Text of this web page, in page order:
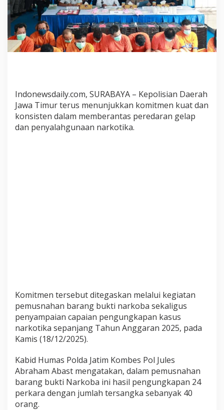
a
J
a
t
m
b
a
l
i
u
k
t
9
k
g
S
a
Indonewsdaily.com, SURABAYA – Kepolisian Daerah
Jawa Timur terus menunjukkan komitmen kuat dan
konsisten dalam memberantas peredaran gelap
dan penyalahgunaan narkotika.
Komitmen tersebut ditegaskan melalui kegiatan
pemusnahan barang bukti narkoba sekaligus
penyampaian capaian pengungkapan kasus
narkotika sepanjang Tahun Anggaran 2025, pada
Kamis (18/12/2025).
Kabid Humas Polda Jatim Kombes Pol Jules
Abraham Abast mengatakan, dalam pemusnahan
barang bukti Narkoba ini hasil pengungkapan 24
perkara dengan jumlah tersangka sebanyak 40
orang.